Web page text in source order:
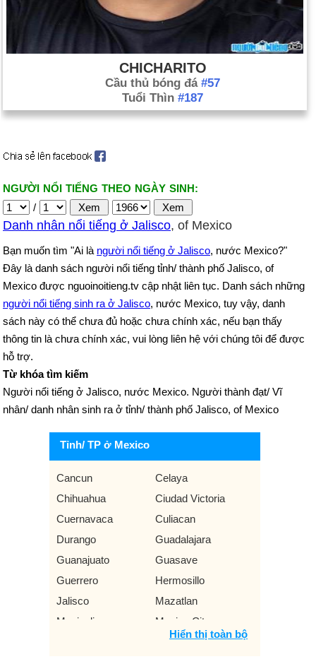
CHICHARITO
Cầu thủ bóng đá #57
Tuổi Thìn #187
NGƯỜI NỔI TIẾNG THEO NGÀY SINH:
/
Danh nhân nổi tiếng ở Jalisco, of Mexico
Bạn muốn tìm "Ai là người nổi tiếng ở Jalisco, nước Mexico?"
Đây là danh sách người nổi tiếng tỉnh/ thành phố Jalisco, of
Mexico được nguoinoitieng.tv cập nhật liên tục. Danh sách những
người nổi tiếng sinh ra ở Jalisco, nước Mexico, tuy vậy, danh
sách này có thể chưa đủ hoặc chưa chính xác, nếu bạn thấy
thông tin là chưa chính xác, vui lòng liên hệ với chúng tôi để được
hỗ trợ.
Từ khóa tìm kiếm
Người nổi tiếng ở Jalisco, nước Mexico. Người thành đạt/ Vĩ
nhân/ danh nhân sinh ra ở tỉnh/ thành phố Jalisco, of Mexico
Tỉnh/ TP ở Mexico
Cancun
Celaya
Chihuahua
Ciudad Victoria
Cuernavaca
Culiacan
Durango
Guadalajara
Guanajuato
Guasave
Guerrero
Hermosillo
Jalisco
Mazatlan
Mexicali
Mexico City
Oaxaca
Hiển thị toàn bộ